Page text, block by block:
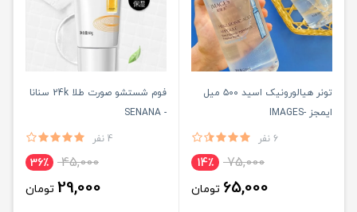
تونر هیالورونیک اسید ۵۰۰ میل
ایمجز -IMAGES
6 نفر
75,000 14٪
65,000 تومان
فوم شستشو صورت طلا 24k سنانا
- SENANA
4 نفر
45,000 36٪
29,000 تومان